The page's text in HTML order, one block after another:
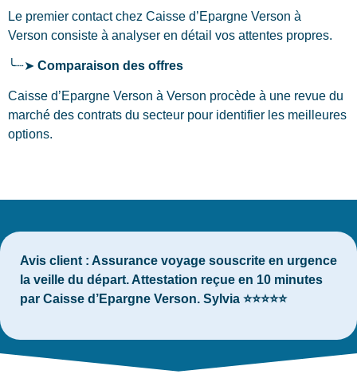
Le premier contact chez Caisse d’Epargne Verson à
Verson consiste à analyser en détail vos attentes propres.
╰┈➤ Comparaison des offres
Caisse d’Epargne Verson à Verson procède à une revue du
marché des contrats du secteur pour identifier les meilleures
options.
Avis client : Assurance voyage souscrite en urgence
la veille du départ. Attestation reçue en 10 minutes
par Caisse d’Epargne Verson. Sylvia ⭐⭐⭐⭐⭐